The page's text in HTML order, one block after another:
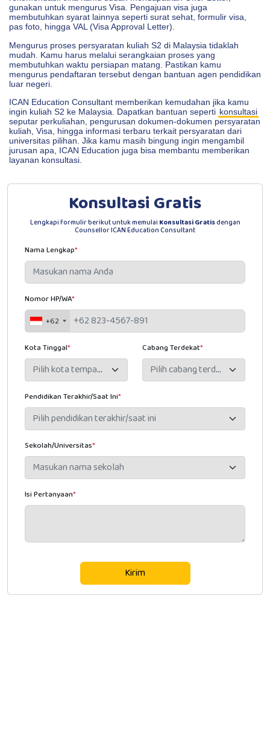
gunakan untuk mengurus Visa. Pengajuan visa juga
membutuhkan syarat lainnya seperti surat sehat, formulir visa,
pas foto, hingga VAL (Visa Approval Letter).
Mengurus proses persyaratan kuliah S2 di Malaysia tidaklah
mudah. Kamu harus melalui serangkaian proses yang
membutuhkan waktu persiapan matang. Pastikan kamu
mengurus pendaftaran tersebut dengan bantuan agen pendidikan
luar negeri.
ICAN Education Consultant memberikan kemudahan jika kamu
ingin kuliah S2 ke Malaysia. Dapatkan bantuan seperti konsultasi
seputar perkuliahan, pengurusan dokumen-dokumen persyaratan
kuliah, Visa, hingga informasi terbaru terkait persyaratan dari
universitas pilihan. Jika kamu masih bingung ingin mengambil
jurusan apa, ICAN Education juga bisa membantu memberikan
layanan konsultasi.